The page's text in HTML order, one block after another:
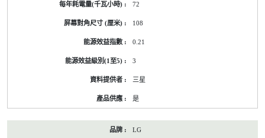
72
108
0.21
3
三星
是
LG